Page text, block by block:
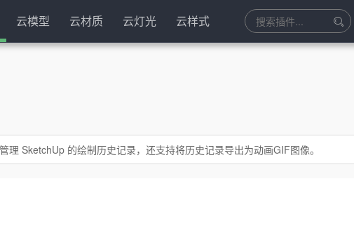
云模型 云材质 云灯光 云样式
SketchUp 的绘制历史记录，还支持将历史记录导出为动画GIF图像。